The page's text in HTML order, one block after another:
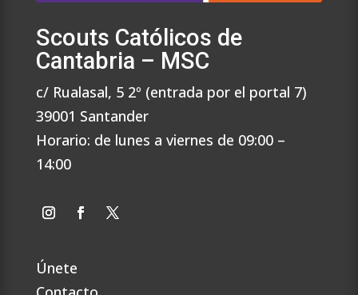
Scouts Católicos de
Cantabria – MSC
c/ Rualasal, 5 2º (entrada por el portal 7)
39001 Santander
Horario: de lunes a viernes de 09:00 –
14:00
Únete